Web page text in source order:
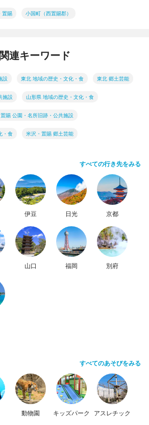
置賜 小国町（西置賜郡）
連キーワード
設 東北 地域の歴史・文化・食 東北 郷土芸能
施設 山形県 地域の歴史・文化・食
賜 公園・名所旧跡・公共施設
・食 米沢・置賜 郷土芸能
すべての行き先をみる
伊豆 日光 京都
山口 福岡 別府
すべてのあそびをみる
動物園 キッズパーク アスレチック